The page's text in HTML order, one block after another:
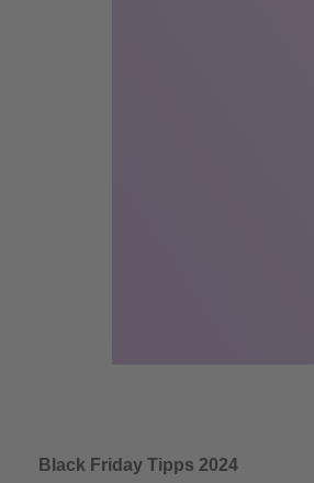
Black Friday Tipps 2024